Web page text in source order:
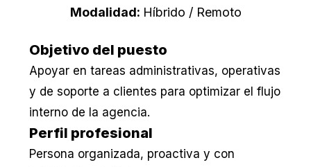
Modalidad: Híbrido / Remoto
Objetivo del puesto
Apoyar en tareas administrativas, operativas
y de soporte a clientes para optimizar el flujo
interno de la agencia.
Perfil profesional
Persona organizada, proactiva y con